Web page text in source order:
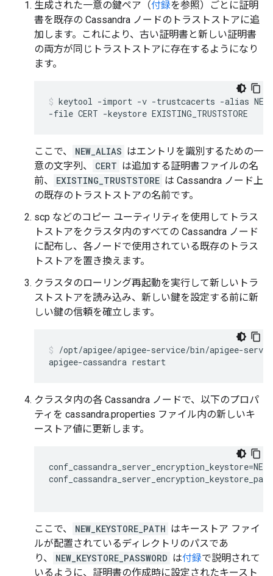
生成された一意の鍵ペア（付録を参照）ごとに証明
書を既存の Cassandra ノードのトラストストアに追
加します。これにより、古い証明書と新しい証明書
の両方が同じトラストストアに存在するようになり
ます。
keytool -import -v -trustcacerts -alias
ここで、 NEW_ALIAS はエントリを識別するための一
意の文字列、
CERT は追加する証明書ファイルの名
前、
EXISTING_TRUSTSTORE は Cassandra ノード上
の既存のトラストストアの名前です。
scp などのコピー ユーティリティを使用してトラス
トストアをクラスタ内のすべての Cassandra ノード
に配布し、各ノードで使用されている既存のトラス
トストアを置き換えます。
クラスタのローリング再起動を実行して新しいトラ
ストストアを読み込み、新しい鍵を設定する前に新
しい鍵の信頼を確立します。
/opt/apigee/apigee-service/bin/apigee-
クラスタ内の各 Cassandra ノードで、以下のプロパ
ティを cassandra.properties ファイル内の新しいキ
ーストア値に更新します。
ここで、 NEW_KEYSTORE_PATH はキーストア ファイ
ルが配置されているディレクトリのパスであ
り、
NEW_KEYSTORE_PASSWORD は付録で説明されて
いるように、証明書の作成時に設定されたキースト